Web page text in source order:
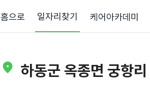
홈으로 일자리찾기 케어아카데미
하동군 옥종면 궁항리